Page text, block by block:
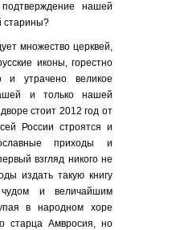
нашей
старины?
множество церквей,
иконы, горестно
и утрачено великое
и только нашей
стоит 2012 год от
России строятся и
приходы и
взгляд никого не
издать такую книгу
и величайшим
в народном хоре
старца Амвросия, но